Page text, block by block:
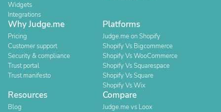
Widgets
Integrations
Why Judge.me
Pricing
Customer support
Security & compliance
Trust portal
Trust manifesto
Platforms
Judge.me on Shopify
Shopify Vs Bigcommerce
Shopify Vs WooCommerce
Shopify Vs Squarespace
Shopify Vs Square
Shopify Vs Wix
Resources
Blog
Compare
Judge.me vs Loox